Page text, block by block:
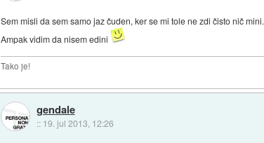
Sem misli da sem samo jaz čuden, ker se mi tole ne zdi čisto nič mini.
Ampak vidim da nisem edini
Tako je!
gendale
:: 19. jul 2013, 12:26